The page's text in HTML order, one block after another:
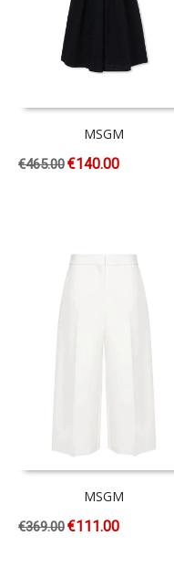
MSGM
€465.00€140.00
MSGM
€369.00€111.00